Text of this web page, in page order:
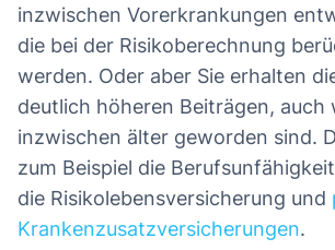
inzwischen Vorerkrankungen
die bei der Risikoberechnung
werden. Oder aber Sie erhalten
deutlich höheren Beiträgen, auch
inzwischen älter geworden sind.
zum Beispiel die
die Risikolebensversicherung und
Krankenzusatzversicherungen.